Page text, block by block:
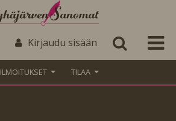
Kirjaudu sisään
ILMOITUKSET TILAA